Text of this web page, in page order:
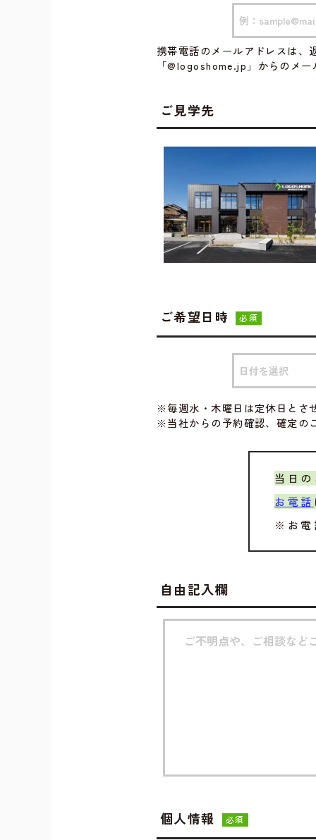
携帯電話のメールアドレスは、
「@logoshome.jp」からのメ
ご見学先
ご希望日時 必須
※毎週水・木曜日は定休日とさ
※当社からの予約確認、確定の
当日
お電話
※お電
自由記入欄
個人情報 必須